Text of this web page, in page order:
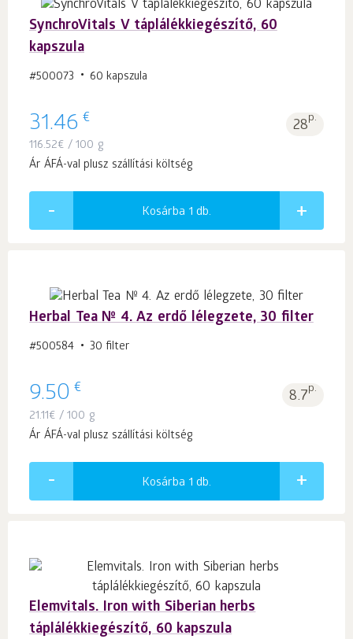
SynchroVitals V táplálékkiegészítő, 60
kapszula
#500073 60 kapszula
31.46 € 28p.
116.52€ / 100 g
Ár ÁFÁ-val plusz szállítási költség
Kosárba 1 db.
Herbal Tea № 4. Az erdő lélegzete, 30 filter
#500584 30 filter
9.50 € 8.7p.
21.11€ / 100 g
Ár ÁFÁ-val plusz szállítási költség
Kosárba 1 db.
Elemvitals. Iron with Siberian herbs
táplálékkiegészítő, 60 kapszula